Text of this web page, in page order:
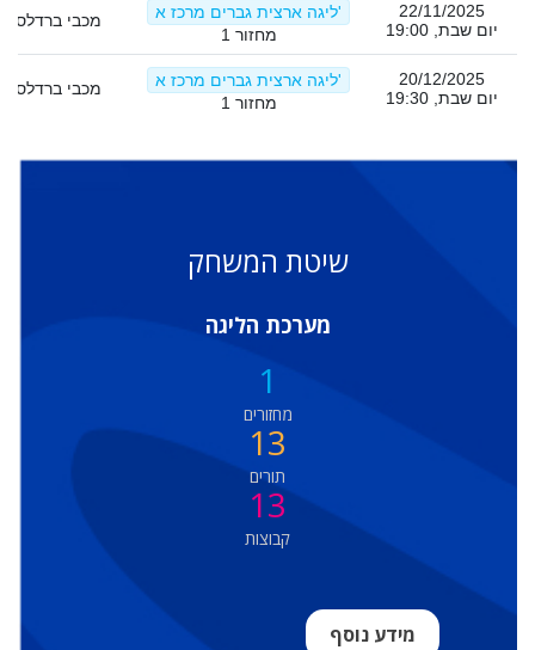
מכבי ברדלס 2
ליגה ארצית גברים מרכז א'
מחזור 1
22/11/2025
יום שבת, 19:00
מכבי ברדלס 3
ליגה ארצית גברים מרכז א'
מחזור 1
20/12/2025
יום שבת, 19:30
שיטת המשחק
מערכת הליגה
1
מחזורים
13
תורים
13
קבוצות
מידע נוסף